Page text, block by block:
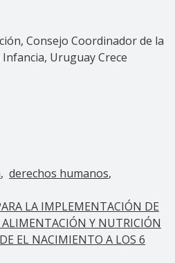
Consejo Coordinador de la
Uruguay Crece
derechos humanos
LA IMPLEMENTACIÓN DE
ALIMENTACIÓN Y NUTRICIÓN
EL NACIMIENTO A LOS 6